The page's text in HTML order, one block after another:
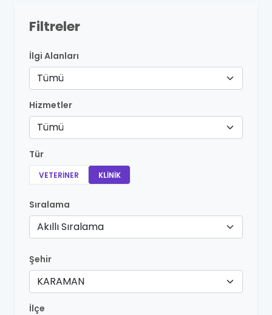
Filtreler
İlgi Alanları
Tümü
Hizmetler
Tümü
Tür
VETERINER KLINIK
Sıralama
Akıllı Sıralama
Şehir
KARAMAN
İlçe